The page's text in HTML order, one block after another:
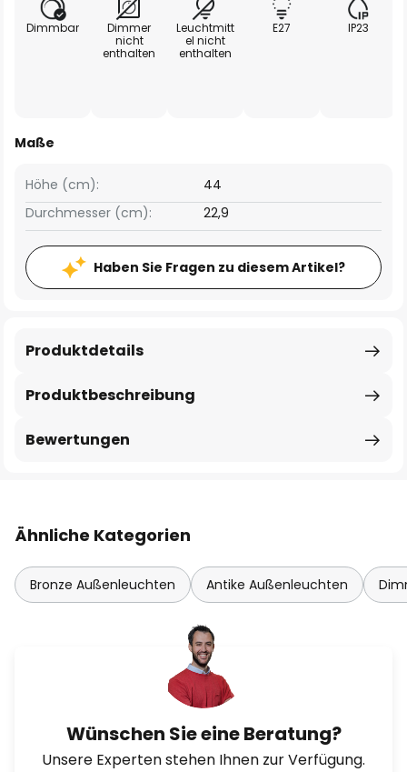
Dimmbar
Dimmer
nicht
enthalten
Leuchtmitt
el nicht
enthalten
E27 IP23
Maße
Höhe (cm):
44
Durchmesser (cm):
22,9
Haben Sie Fragen zu diesem Artikel?
Produktbeschreibung
Produktdetails
Bewertungen
Ähnliche Kategorien
Bronze Außenleuchten Antike Außenleuchten
Wünschen Sie eine Beratung?
Unsere Experten stehen Ihnen zur Verfügung.